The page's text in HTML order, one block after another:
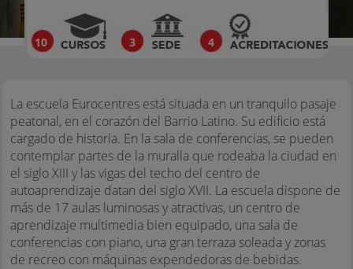
10 3 4
La escuela Eurocentres está situada en un tranquilo pasaje
peatonal, en el corazón del Barrio Latino. Su edificio está
cargado de historia. En la sala de conferencias, se pueden
contemplar partes de la muralla que rodeaba la ciudad en
el siglo XIII y las vigas del techo del centro de
autoaprendizaje datan del siglo XVII. La escuela dispone de
más de 17 aulas luminosas y atractivas, un centro de
aprendizaje multimedia bien equipado, una sala de
conferencias con piano, una gran terraza soleada y zonas
de recreo con máquinas expendedoras de bebidas.